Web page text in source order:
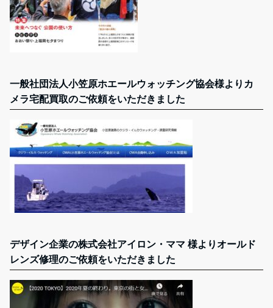
一般社団法人小笠原ホエールウォッチング協会様よりカ
メラ宅配買取のご依頼をいただきました
デザイン企業の株式会社アイロン・ママ 様よりオールド
レンズ修理のご依頼をいただきました